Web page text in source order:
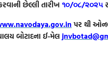
છેલ્લી તારીખ ૧૦/૦૮/૨૦૨૫
પર થી
બોટાદના ઈ-મેલ